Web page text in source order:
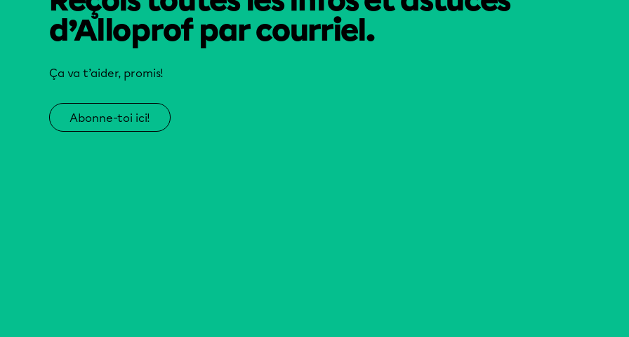
d’Alloprof par courriel.
Ça va t’aider, promis!
Abonne-toi ici!